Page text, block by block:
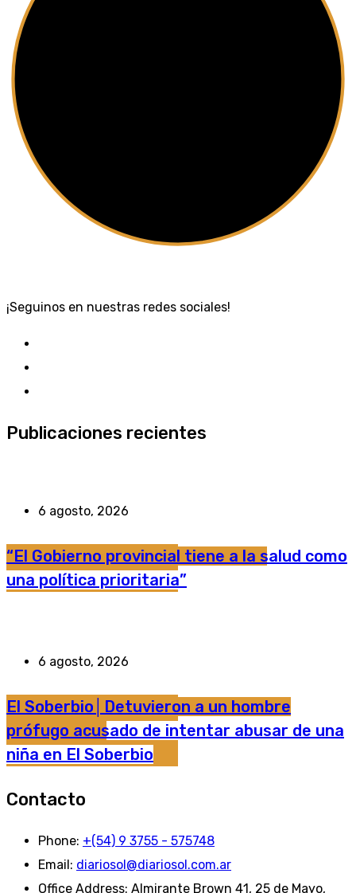
¡Seguinos en nuestras redes sociales!
Publicaciones recientes
6 agosto, 2026
“El Gobierno provincial tiene a la salud como
una política prioritaria”
6 agosto, 2026
El Soberbio│Detuvieron a un hombre
prófugo acusado de intentar abusar de una
niña en El Soberbio
Contacto
Phone: +(54) 9 3755 - 575748
Email: diariosol@diariosol.com.ar
Office Address: Almirante Brown 41, 25 de Mayo,